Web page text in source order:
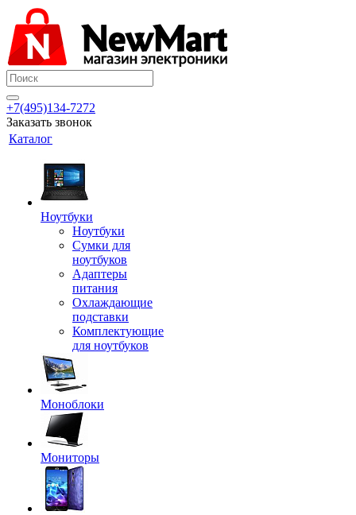
+7(495)134-7272
Заказать звонок
Каталог
Ноутбуки
Ноутбуки
Сумки для
ноутбуков
Адаптеры
питания
Охлаждающие
подставки
Комплектующие
для ноутбуков
Моноблоки
Мониторы